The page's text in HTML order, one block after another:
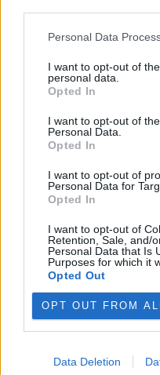
Personal Data
I want to opt-out of
personal data.
Opted In
I want to opt-out of
Personal Data.
Opted In
I want to opt-out of
Personal Data for
Opted In
I want to opt-out of
Retention, Sale, and/
Personal Data that Is
Purposes for which it
Opted Out
OPT OUT FROM
Data Deletion
správného postupu při
Chcete zachránit
5.2.2026 | PRAHA (
planetě. Alespoň než zvíte,
Řešením je tedy spíš
Ovšem ne taková, s jak by si
Energetická flexibilita v
potenciál, potvrdilo
2.2.2026 | PRAHA (Ekolist.cz)
Diskuse: 8